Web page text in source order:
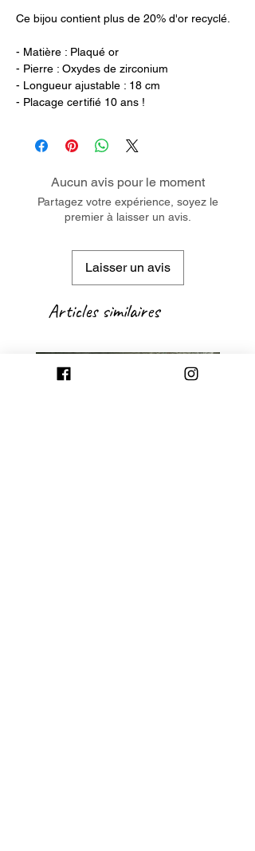
Ce bijou contient plus de 20% d'or recyclé.
- Matière : Plaqué or
- Pierre : Oxydes de zirconium
- Longueur ajustable : 18 cm
- Placage certifié 10 ans !
Aucun avis pour le moment
Partagez votre expérience, soyez le
premier à laisser un avis.
Laisser un avis
Articles similaires